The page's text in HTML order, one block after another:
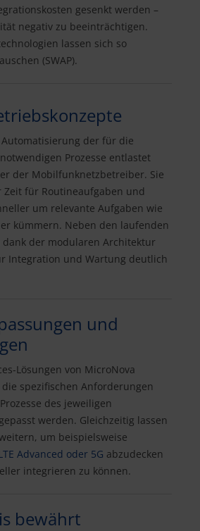
gesenkt werden –
negativ zu beeinträchtigen.
lassen sich so
(SWAP).
der für die
Prozesse entlastet
der Mobilfunknetzbetreiber. Sie
Zeit für Routineaufgaben und
um relevante Aufgaben wie
kümmern. Neben den laufenden
dank der modularen Architektur
Integration und Wartung deutlich
und
Lösungen von MicroNova
spezifischen Anforderungen
des jeweiligen
werden. Gleichzeitig lassen
um beispielsweise
Advanced oder 5G abzudecken
integrieren zu können.
bewährt